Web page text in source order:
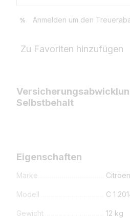
% Anmelden um den
Zu Favoriten hinzufügen
Selbstbehalt
Eigenschaften
Marke Citroen
Modell C 1
Gewicht 12 kg